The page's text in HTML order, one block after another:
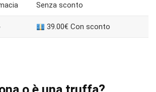
Senza sconto
39.00€ Con sconto